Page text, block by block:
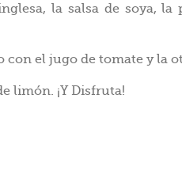
la salsa de soya,
con el jugo de tomate y la
limón. ¡Y Disfruta!